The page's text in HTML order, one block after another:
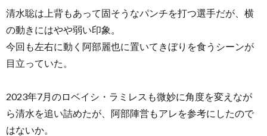
清水聡は上背もあって固そうなパンチを打つ選手だが、横
の動きにはやや弱い印象。
今回も左右に動く阿部麗也に置いてきぼりを食うシーンが
目立っていた。
2023年7月のロベイシ・ラミレスも微妙に角度を変えなが
ら清水を追い詰めたが、阿部陣営もアレを参考にしたので
はないか。